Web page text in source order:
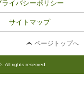
ライバシーポリシー
サイトマップ
ページトップへ
All rights reserved.